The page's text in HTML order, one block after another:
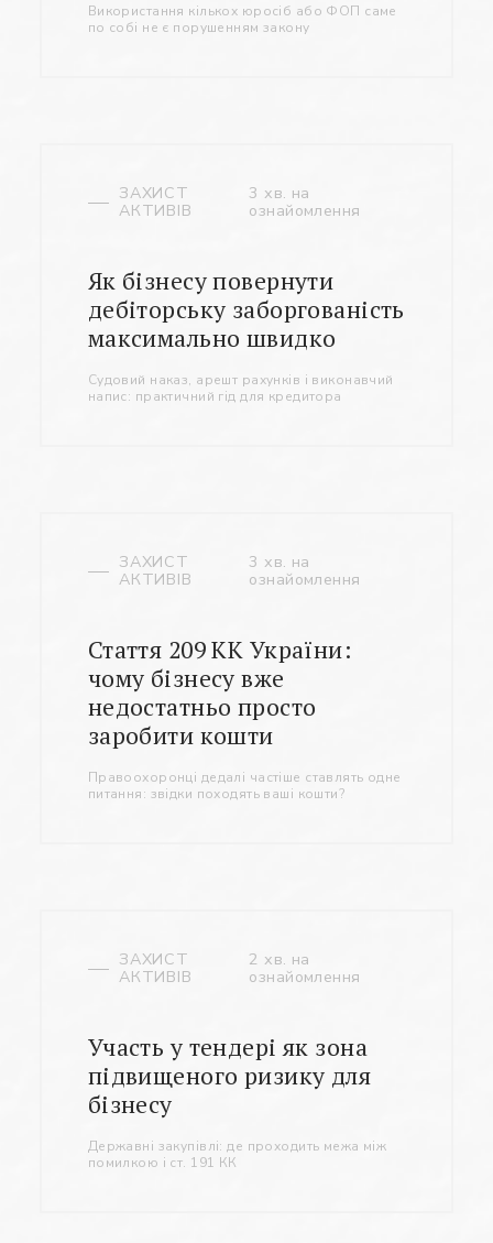
Використання кількох юросіб або ФОП саме
по собі не є порушенням закону
ЗАХИСТ
АКТИВІВ
3 хв. на
ознайомлення
Як бізнесу повернути
дебіторську заборгованість
максимально швидко
Судовий наказ, арешт рахунків і виконавчий
напис: практичний гід для кредитора
ЗАХИСТ
АКТИВІВ
3 хв. на
ознайомлення
Стаття 209 КК України:
чому бізнесу вже
недостатньо просто
заробити кошти
Правоохоронці дедалі частіше ставлять одне
питання: звідки походять ваші кошти?
ЗАХИСТ
АКТИВІВ
2 хв. на
ознайомлення
Участь у тендері як зона
підвищеного ризику для
бізнесу
Державні закупівлі: де проходить межа між
помилкою і ст. 191 КК